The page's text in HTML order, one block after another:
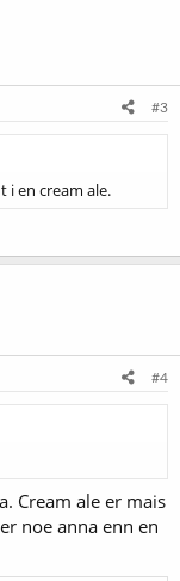
#3
i en cream ale.
#4
Cream ale er mais
noe anna enn en